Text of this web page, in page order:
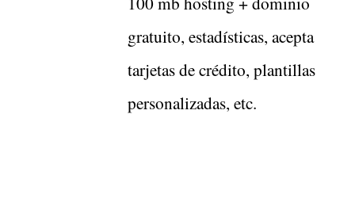
gratuito, estadísticas, acepta
tarjetas de crédito, plantillas
personalizadas, etc.